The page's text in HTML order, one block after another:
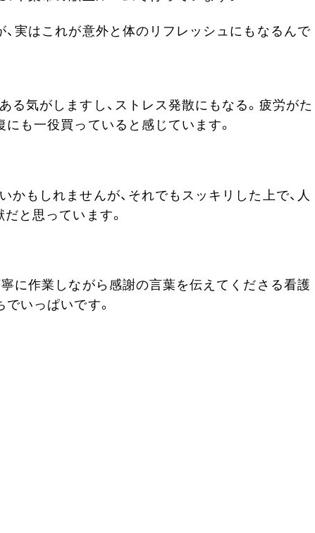
実はこれが意外と体のリフレッシュにもなるんで
気がしますし、ストレス発散にもなる。疲労がた
も一役買っていると感じています。
もしれませんが、それでもスッキリした上で、人
と思っています。
に作業しながら感謝の言葉を伝えてくださる看護
いっぱいです。